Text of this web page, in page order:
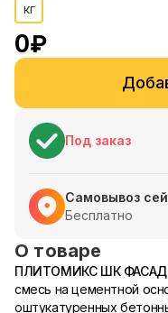
кг
0₽
Под заказ
Самовывоз
Бесплатно
О товаре
ПЛИТОМИКС ШК ФАСАД
смесь на цементной
оштукатуренных